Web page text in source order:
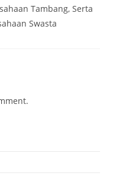
Tambang, Serta
Swasta